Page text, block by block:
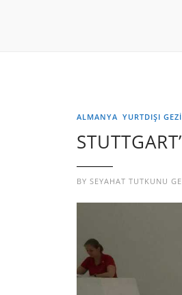
ALMANYA YURTDIŞI
BY SEYAHAT TUTKUNU